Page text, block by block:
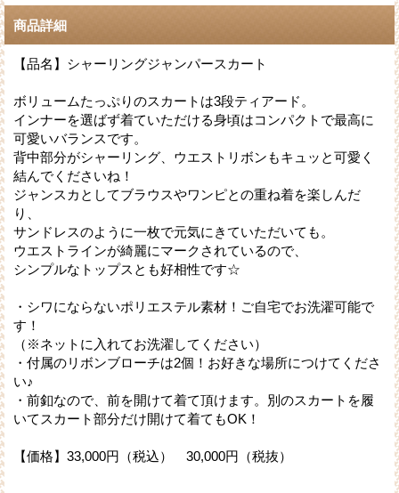
商品詳細
【品名】シャーリングジャンパースカート
ボリュームたっぷりのスカートは3段ティアード。
インナーを選ばず着ていただける身頃はコンパクトで最高に
可愛いバランスです。
背中部分がシャーリング、ウエストリボンもキュッと可愛く
結んでくださいね！
ジャンスカとしてブラウスやワンピとの重ね着を楽しんだ
り、
サンドレスのように一枚で元気にきていただいても。
ウエストラインが綺麗にマークされているので、
シンプルなトップスとも好相性です☆
・シワにならないポリエステル素材！ご自宅でお洗濯可能で
す！
（※ネットに入れてお洗濯してください）
・付属のリボンブローチは2個！お好きな場所につけてくださ
い♪
・前釦なので、前を開けて着て頂けます。別のスカートを履
いてスカート部分だけ開けて着てもOK！
【価格】33,000円（税込） 30,000円（税抜）